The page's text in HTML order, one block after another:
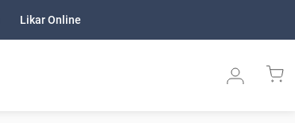
Likar Online